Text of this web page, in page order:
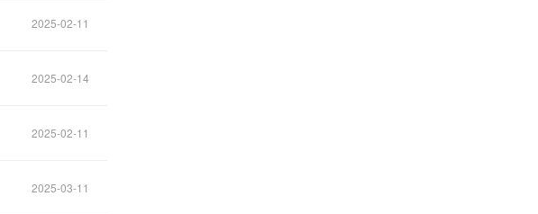
2025-02-11
2025-02-14
2025-02-11
2025-03-11